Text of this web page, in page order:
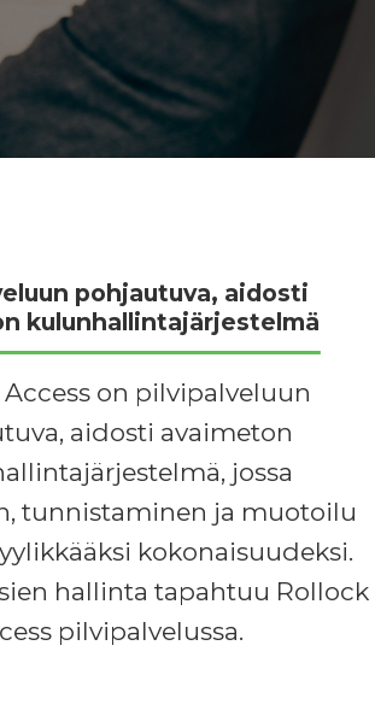
pohjautuva, aidosti
kulunhallintajärjestelmä
on pilvipalveluun
aidosti avaimeton
jossa
tunnistaminen ja muotoilu
kokonaisuudeksi.
hallinta tapahtuu Rollock
pilvipalvelussa.